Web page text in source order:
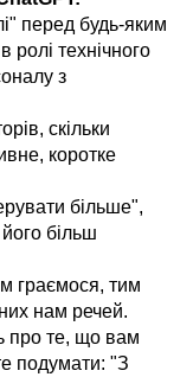
перед будь-яким
ролі технічного
з
скільки
коротке
більше",
більш
граємося, тим
нам речей.
про те, що вам
подумати: "З